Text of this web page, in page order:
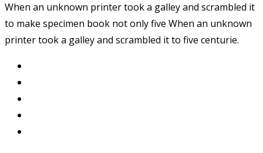
When an unknown printer took a galley and scrambled it
to make specimen book not only five When an unknown
printer took a galley and scrambled it to five centurie.